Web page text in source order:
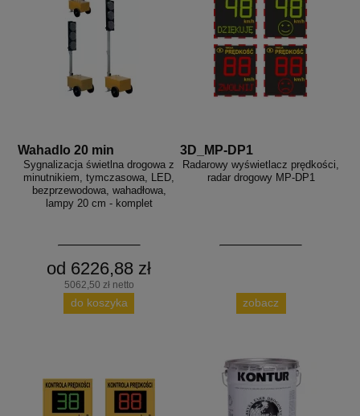
Wahadlo 20 min
Sygnalizacja świetlna drogowa z
minutnikiem, tymczasowa, LED,
bezprzewodowa, wahadłowa,
lampy 20 cm - komplet
od 6226,88 zł
5062,50 zł netto
do koszyka
3D_MP-DP1
Radarowy wyświetlacz prędkości,
radar drogowy MP-DP1
zobacz